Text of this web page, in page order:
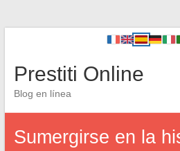
Prestiti Online
Blog en línea
Sumergirse en la